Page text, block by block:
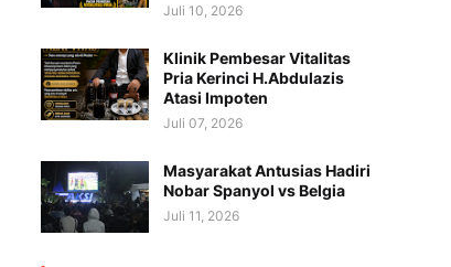
Juli 10, 2026
Klinik Pembesar Vitalitas
Pria Kerinci H.Abdulazis
Atasi Impoten
Juli 07, 2026
Masyarakat Antusias Hadiri
Nobar Spanyol vs Belgia
Juli 11, 2026